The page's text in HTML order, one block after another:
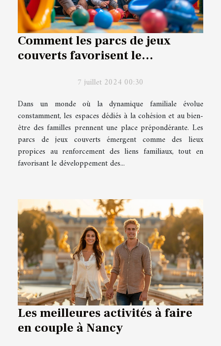
Comment les parcs de jeux
couverts favorisent le
7 juillet 2024 00:30
Dans un monde où la dynamique familiale évolue
constamment, les espaces dédiés à la cohésion et au bien-
être des familles prennent une place prépondérante. Les
parcs de jeux couverts émergent comme des lieux
propices au renforcement des liens familiaux, tout en
favorisant le développement des...
Les meilleures activités à faire
en couple à Nancy